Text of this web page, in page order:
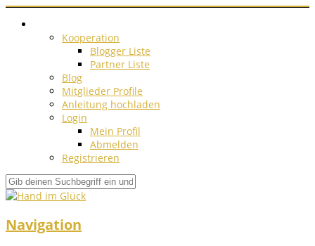
Kooperation
Blogger Liste
Partner Liste
Blog
Mitglieder Profile
Anleitung hochladen
Login
Mein Profil
Abmelden
Registrieren
Navigation